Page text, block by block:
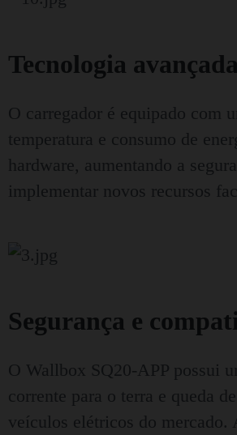
Tecnologia
O carregador é equipado com
temperatura e consumo de
hardware, aumentando a
implementar novos recursos
Segurança e
O Wallbox SQ20-APP possui
corrente para o terra e queda
veículos elétricos do mercado.